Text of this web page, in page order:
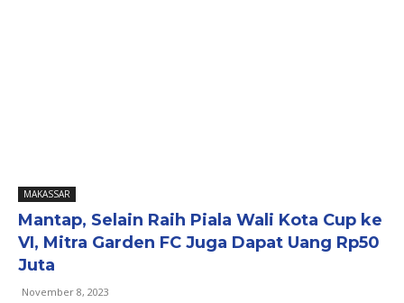
MAKASSAR
Mantap, Selain Raih Piala Wali Kota Cup ke
VI, Mitra Garden FC Juga Dapat Uang Rp50
Juta
November 8, 2023